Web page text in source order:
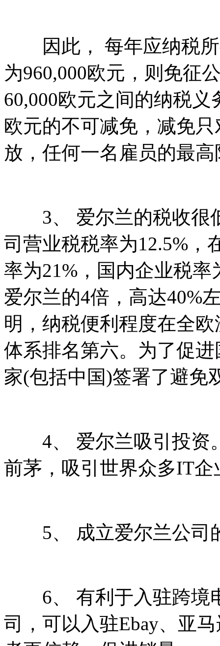
因此， 每年应纳税所
为960,000欧元，则免征
60,000欧元之间的纳税
欧元的不可减免，减免
放，任何一名雇员的最
3、 爱尔兰的税收很
司营业税税率为12.5%，
率为21%，国内企业税
爱尔兰的4倍，高达40%
明，纳税便利程度在全
体系排名第六。为了促
家(包括中国)签署了避免
4、 爱尔兰吸引投资
前茅，吸引世界众多IT企
5、 成立爱尔兰公司
6、 有利于入驻跨境
司，可以入驻Ebay、亚